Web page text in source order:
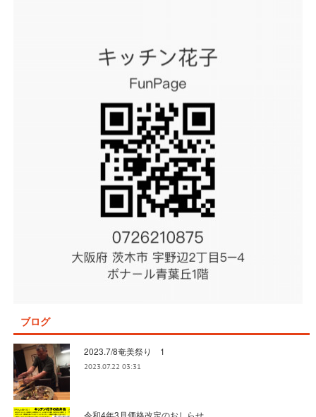
ブログ
2023.7/8奄美祭り 1
2023.07.22 03:31
令和4年3月価格改定のおしらせ